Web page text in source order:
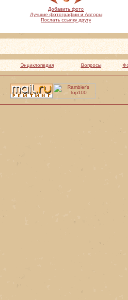
Добавить фото
Лучшие фотографии и Авторы
Послать ссылку другу
Энциклопедия Вопросы